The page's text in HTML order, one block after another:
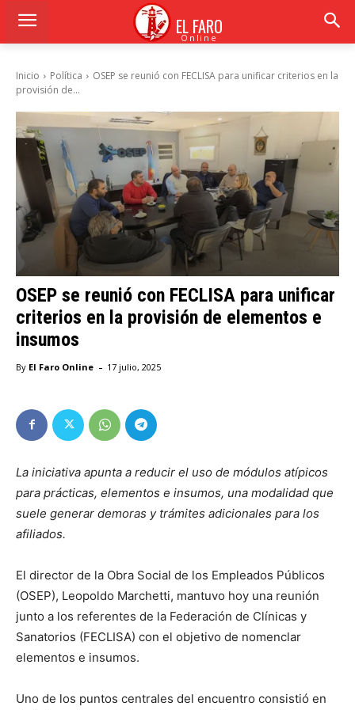
EL FARO
Online
Inicio Política
OSEP se reunió con FECLISA para unificar criterios en la
provisión de...
OSEP se reunió con FECLISA para unificar
criterios en la provisión de elementos e
insumos
By El Faro Online - 17 julio, 2025
La iniciativa apunta a reducir el uso de módulos atípicos
para prácticas, elementos e insumos, una modalidad que
suele generar demoras y trámites adicionales para los
afiliados.
El director de la Obra Social de los Empleados Públicos
(OSEP), Leopoldo Marchetti, mantuvo hoy una reunión
junto a los referentes de la Federación de Clínicas y
Sanatorios (FECLISA) con el objetivo de nomenclar
elementos e insumos.
Uno de los puntos centrales del encuentro consistió en